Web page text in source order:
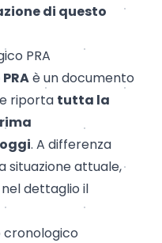
di questo
PRA
è un documento
riporta tutta la
. A differenza
situazione attuale,
dettaglio il